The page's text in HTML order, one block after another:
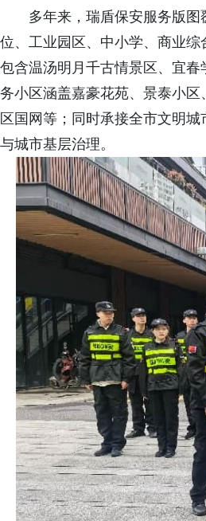
多年来，瑞盾保安服务版
位、工业园区、中小学、商业
包含温汤明月千古情景区、宜
务小区涵盖嘉豪花苑、景泰小
区国网等；同时承接全市文明
与城市基层治理。